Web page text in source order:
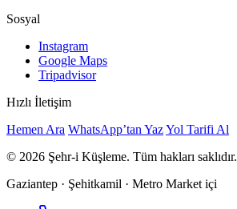
Sosyal
Instagram
Google Maps
Tripadvisor
Hızlı İletişim
Hemen Ara WhatsApp’tan YazYol Tarifi Al
© 2026 Şehr-i Küşleme. Tüm hakları saklıdır.
Gaziantep · Şehitkamil · Metro Market içi